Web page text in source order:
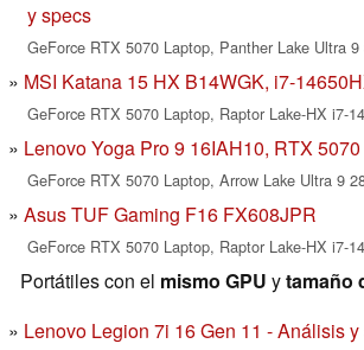
y specs
GeForce RTX 5070 Laptop, Panther Lake Ultra 9
MSI Katana 15 HX B14WGK, i7-
GeForce RTX 5070 Laptop, Raptor Lake-HX i7-
Lenovo Yoga Pro 9 16IAH10, RTX 5070
GeForce RTX 5070 Laptop, Arrow Lake Ultra 9
Asus TUF Gaming F16 FX608JPR
GeForce RTX 5070 Laptop, Raptor Lake-HX i7-
Portátiles con el mismo GPU ytamaño
Lenovo Legion 7i 16 Gen 11 - Análisis